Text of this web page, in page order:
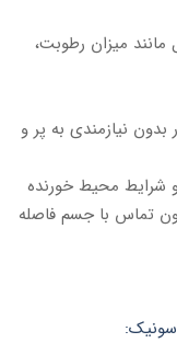
مانند میزان رطوبت،
بدون نیازمندی به پر و
شرایط محیط خورنده
تماس با جسم فاصله